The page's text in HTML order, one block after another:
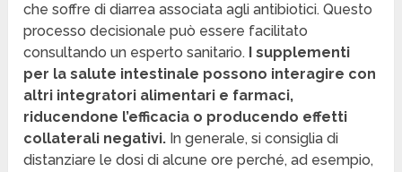
che soffre di diarrea associata agli antibiotici. Questo
processo decisionale può essere facilitato
consultando un esperto sanitario. I supplementi
per la salute intestinale possono interagire con
altri integratori alimentari e farmaci,
riducendone l’efficacia o producendo effetti
collaterali negativi. In generale, si consiglia di
distanziare le dosi di alcune ore perché, ad esempio,